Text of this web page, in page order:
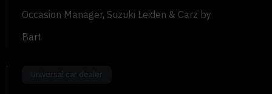
Occasion Manager, Suzuki Leiden & Carz by
Bart
Universal car dealer